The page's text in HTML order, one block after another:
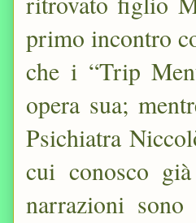
primo incontro
che i “Trip
opera sua;
Psichiatra
cui conosco
narrazioni